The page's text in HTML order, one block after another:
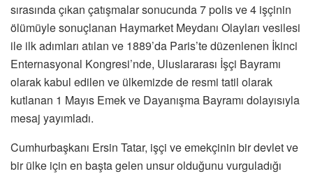
sırasında çıkan çatışmalar sonucunda 7 polis ve 4 işçinin
ölümüyle sonuçlanan Haymarket Meydanı Olayları vesilesi
ile ilk adımları atılan ve 1889’da Paris’te düzenlenen İkinci
Enternasyonal Kongresi’nde, Uluslararası İşçi Bayramı
olarak kabul edilen ve ülkemizde de resmi tatil olarak
kutlanan 1 Mayıs Emek ve Dayanışma Bayramı dolayısıyla
mesaj yayımladı.
Cumhurbaşkanı Ersin Tatar, işçi ve emekçinin bir devlet ve
bir ülke için en başta gelen unsur olduğunu vurguladığı